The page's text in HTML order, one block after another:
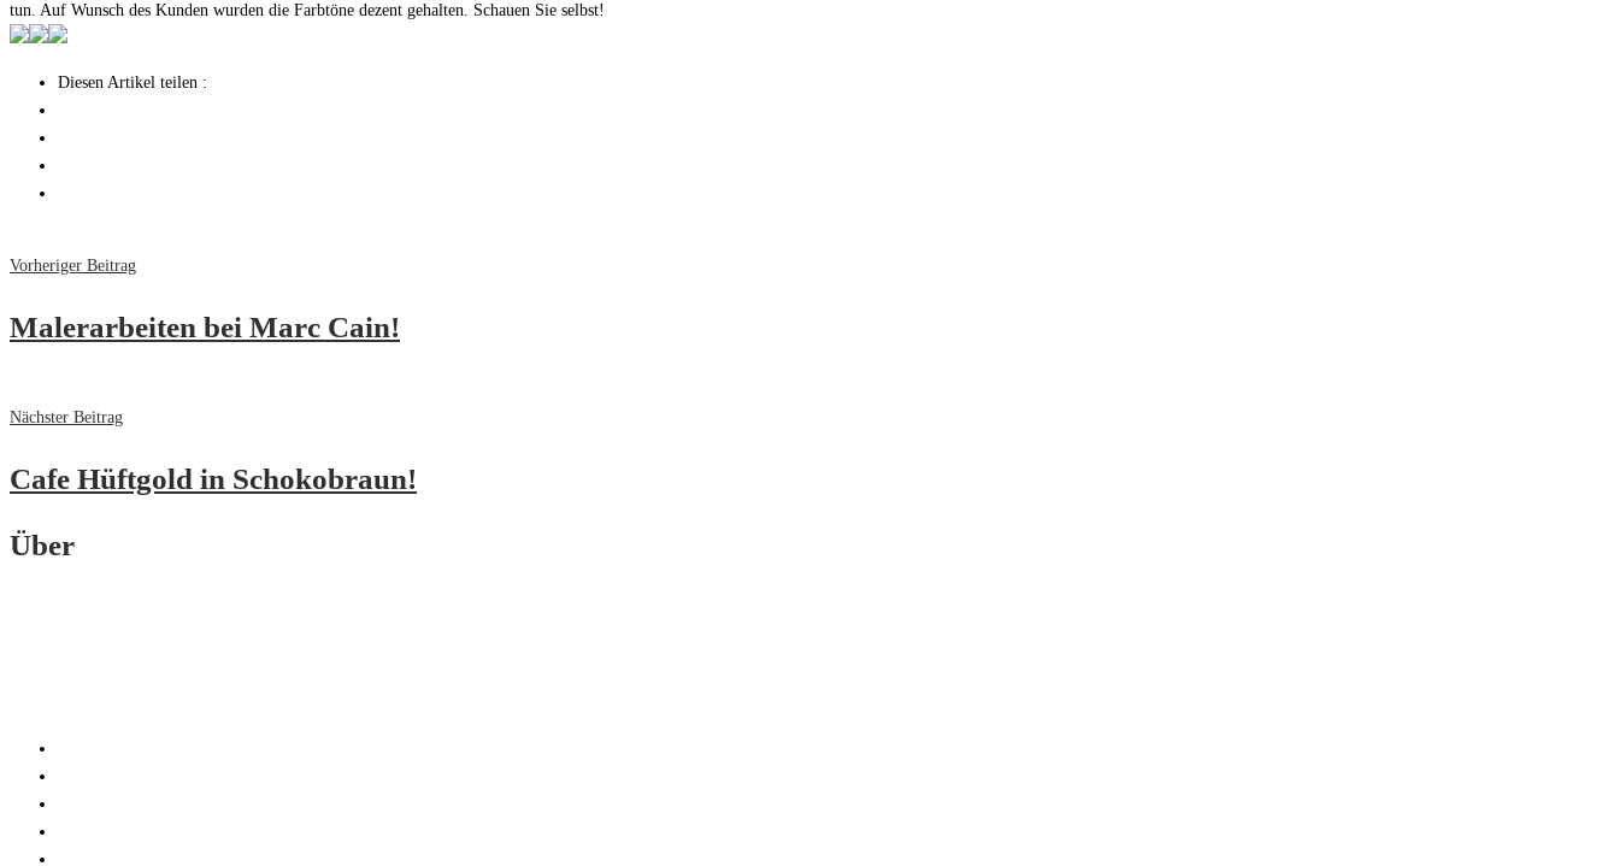
tun. Auf Wunsch des Kunden wurden die Farbtöne dezent gehalten. Schauen Sie selbst!
Diesen Artikel teilen :
Vorheriger Beitrag
Malerarbeiten bei Marc Cain!
Nächster Beitrag
Cafe Hüftgold in Schokobraun!
Über